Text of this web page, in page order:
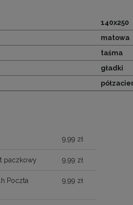
140x250
matowa
taśma
gładki
EWENTUALNYCH
9,99 zł
paczkowy 9,99 zł
Poczta
9,99 zł